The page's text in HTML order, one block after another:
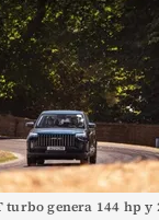
turbo genera 144 hp y